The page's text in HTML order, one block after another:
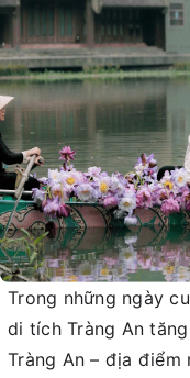
Trong những ngày
di tích Tràng An
Tràng An – địa